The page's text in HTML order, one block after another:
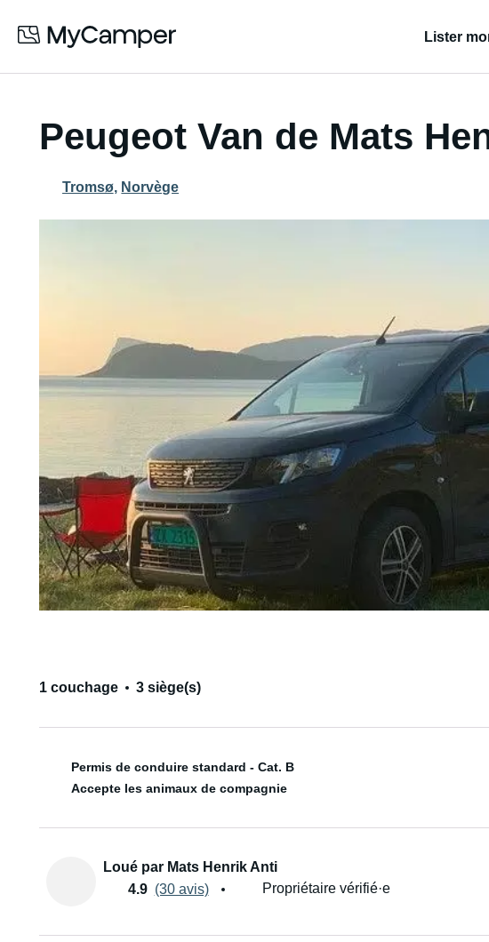
Lister
Peugeot Van de Mats
Tromsø, Norvège
1 couchage
3 siège(s)
Permis de conduire standard - Cat. B
Accepte les animaux de compagnie
Loué par Mats Henrik Anti
4.9 (30 avis) Propriétaire vérifié·e